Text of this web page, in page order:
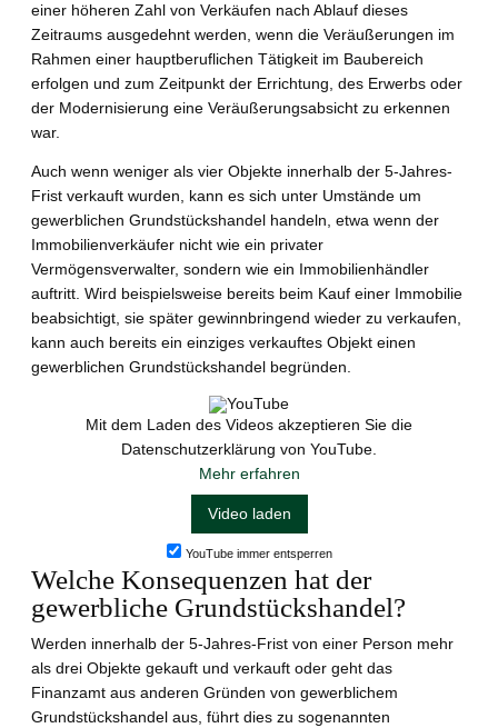
einer höheren Zahl von Verkäufen nach Ablauf dieses
Zeitraums ausgedehnt werden, wenn die Veräußerungen im
Rahmen einer hauptberuflichen Tätigkeit im Baubereich
erfolgen und zum Zeitpunkt der Errichtung, des Erwerbs oder
der Modernisierung eine Veräußerungsabsicht zu erkennen
war.
Auch wenn weniger als vier Objekte innerhalb der 5-Jahres-
Frist verkauft wurden, kann es sich unter Umstände um
gewerblichen Grundstückshandel handeln, etwa wenn der
Immobilienverkäufer nicht wie ein privater
Vermögensverwalter, sondern wie ein Immobilienhändler
auftritt. Wird beispielsweise bereits beim Kauf einer Immobilie
beabsichtigt, sie später gewinnbringend wieder zu verkaufen,
kann auch bereits ein einziges verkauftes Objekt einen
gewerblichen Grundstückshandel begründen.
Mit dem Laden des Videos akzeptieren Sie die
Datenschutzerklärung von YouTube.
Mehr erfahren
Video laden
YouTube immer entsperren
Welche Konsequenzen hat der
gewerbliche Grundstückshandel?
Werden innerhalb der 5-Jahres-Frist von einer Person mehr
als drei Objekte gekauft und verkauft oder geht das
Finanzamt aus anderen Gründen von gewerblichem
Grundstückshandel aus, führt dies zu sogenannten